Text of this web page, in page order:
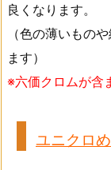
良くなります。
（色の薄いもの
ます）
※六価クロムが含
ユニクロ